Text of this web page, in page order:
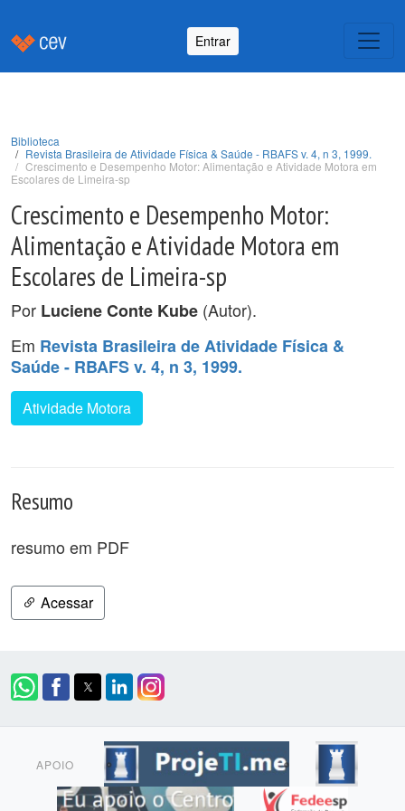
Entrar
Biblioteca
Revista Brasileira de Atividade Física & Saúde - RBAFS v. 4, n 3, 1999.
Crescimento e Desempenho Motor: Alimentação e Atividade Motora em
Escolares de Limeira-sp
Crescimento e Desempenho Motor:
Alimentação e Atividade Motora em
Escolares de Limeira-sp
Por Luciene Conte Kube (Autor).
Em Revista Brasileira de Atividade Física &
Saúde - RBAFS v. 4, n 3, 1999.
Atividade Motora
Resumo
resumo em PDF
Acessar
APOIO